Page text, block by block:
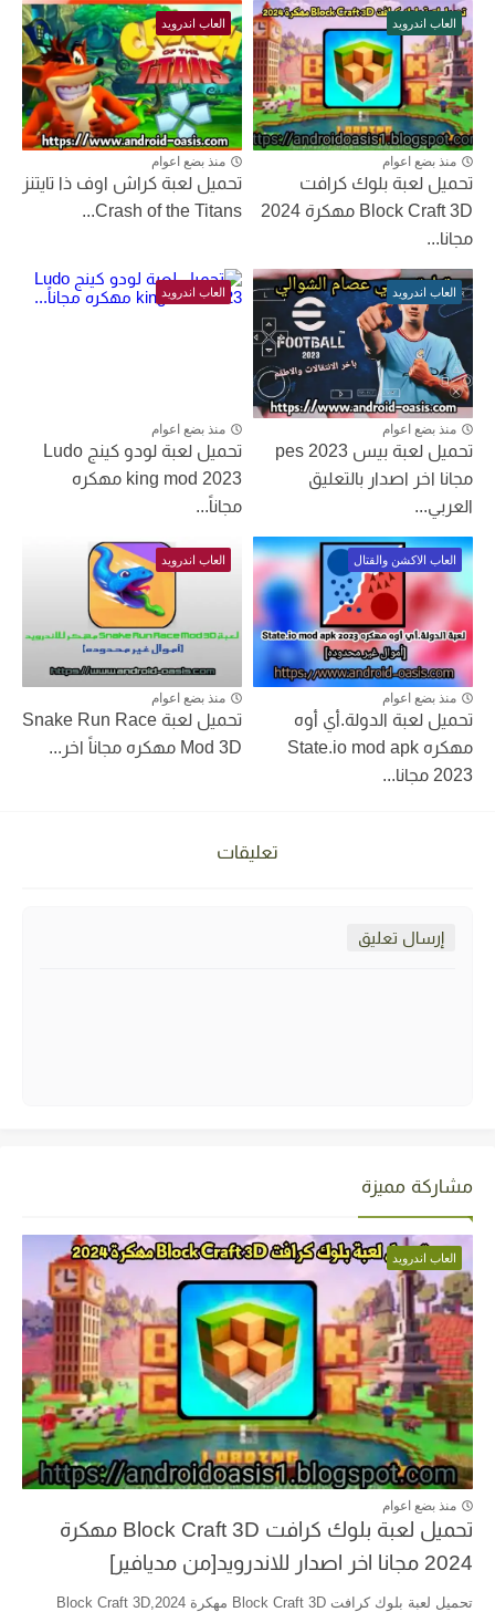
العاب اندرويد
منذ بضع اعوام
تحميل لعبة بلوك كرافت
Block Craft 3D مهكرة 2024
مجانا...
العاب اندرويد
منذ بضع اعوام
تحميل لعبة كراش اوف ذا تايتنز
Crash of the Titans...
العاب اندرويد
منذ بضع اعوام
تحميل لعبة بيس pes 2023
مجانا اخر اصدار بالتعليق
العربي...
العاب اندرويد
منذ بضع اعوام
تحميل لعبة لودو كينج Ludo
king mod 2023 مهكره
مجاناً...
العاب الاكشن والقتال
منذ بضع اعوام
تحميل لعبة الدولة.أي أوه
مهكره State.io mod apk
2023 مجانا...
العاب اندرويد
منذ بضع اعوام
تحميل لعبة Snake Run Race
Mod 3D مهكره مجاناً اخر...
تعليقات
إرسال تعليق
مشاركة مميزة
العاب اندرويد
منذ بضع اعوام
تحميل لعبة بلوك كرافت Block Craft 3D مهكرة
2024 مجانا اخر اصدار للاندرويد[من مديافير]
تحميل لعبة بلوك كرافت Block Craft 3D مهكرة 2024,Block Craft 3D